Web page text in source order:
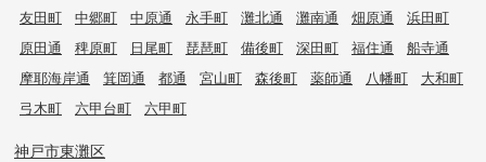
友田町
中郷町 中原通 永手町 灘北通 灘南通 畑原通
浜田町
原田通
稗原町 日尾町 琵琶町 備後町 深田町 福住通
船寺通
摩耶海岸通
箕岡通 都通 宮山町 森後町 薬師通 八幡町
大和町
弓木町
六甲台町 六甲町
神戸市東灘区